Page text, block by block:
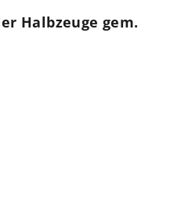
Halbzeuge gem.